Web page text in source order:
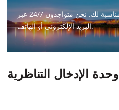
يمكنك الاتصال بنا بأي طريقة مناسبة لك. نحن متواجدون 24/7 عبر
البريد الإلكتروني أو الهاتف.
اتصل بنا